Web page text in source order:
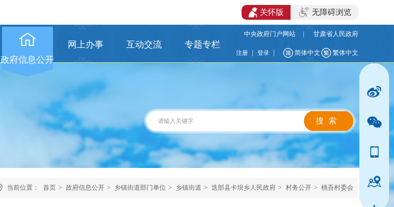
关怀版 无障碍浏览
政府信息公开
网上办事 互动交流 专题专栏
中央政府门户网站 | 甘肃省人民政府
注册 登录 简体中文 繁体中文
当前位置： 首页 > 政府信息公开 > 乡镇街道部门单位 > 乡镇街道 > 迭部县卡坝乡人民政府 > 村务公开 > 桃吾村委会